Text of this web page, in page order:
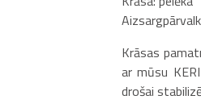
Krāsas
ar mūsu
drošai